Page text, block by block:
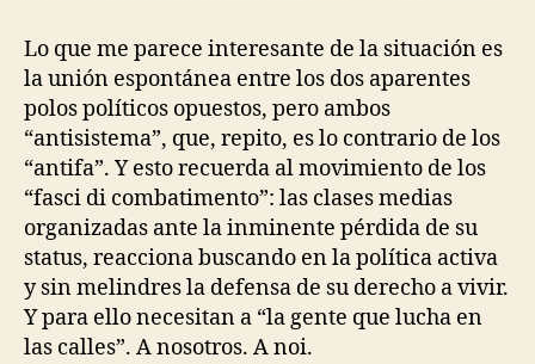
Lo que me parece interesante de la situación es
la unión espontánea entre los dos aparentes
polos políticos opuestos, pero ambos
“antisistema”, que, repito, es lo contrario de los
“antifa”. Y esto recuerda al movimiento de los
“fasci di combatimento”: las clases medias
organizadas ante la inminente pérdida de su
status, reacciona buscando en la política activa
y sin melindres la defensa de su derecho a vivir.
Y para ello necesitan a “la gente que lucha en
las calles”. A nosotros. A noi.